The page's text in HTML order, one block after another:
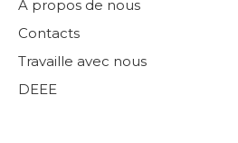
À propos de nous
Contacts
Travaille avec nous
DEEE